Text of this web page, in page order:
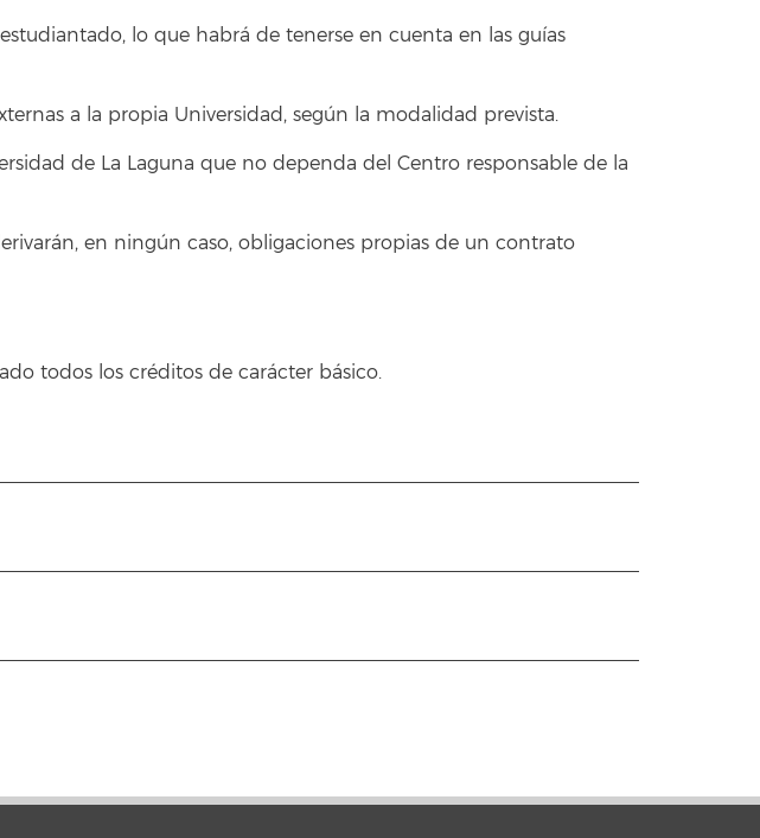
lo que habrá de tenerse en cuenta en las guías
a la propia Universidad, según la modalidad prevista.
de La Laguna que no dependa del Centro responsable de la
en ningún caso, obligaciones propias de un contrato
todos los créditos de carácter básico.